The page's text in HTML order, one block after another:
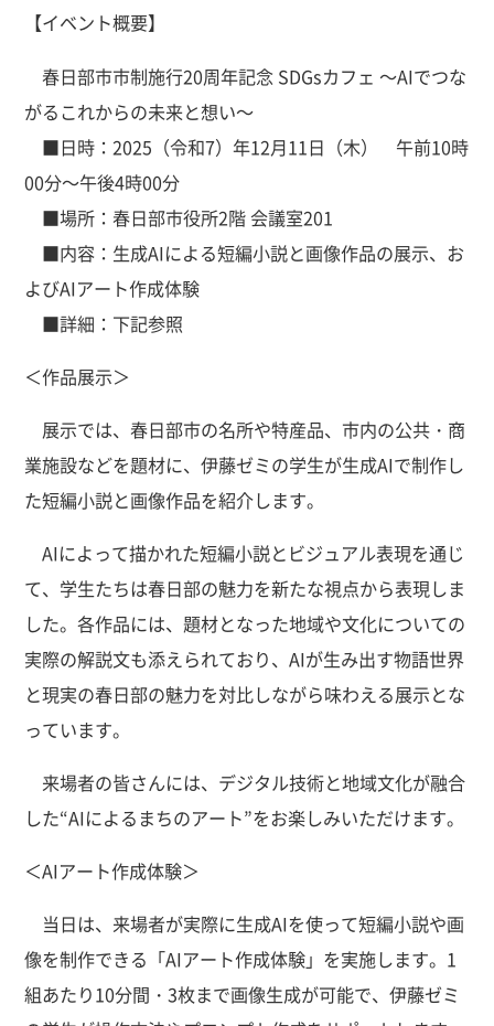
【イベント概要】
春日部市市制施行20周年記念 SDGsカフェ ～AIでつな
がるこれからの未来と想い～
■日時：2025（令和7）年12月11日（木） 午前10時
00分～午後4時00分
■場所：春日部市役所2階 会議室201
■内容：生成AIによる短編小説と画像作品の展示、お
よびAIアート作成体験
■詳細：下記参照
＜作品展示＞
展示では、春日部市の名所や特産品、市内の公共・商
業施設などを題材に、伊藤ゼミの学生が生成AIで制作し
た短編小説と画像作品を紹介します。
AIによって描かれた短編小説とビジュアル表現を通じ
て、学生たちは春日部の魅力を新たな視点から表現しま
した。各作品には、題材となった地域や文化についての
実際の解説文も添えられており、AIが生み出す物語世界
と現実の春日部の魅力を対比しながら味わえる展示とな
っています。
来場者の皆さんには、デジタル技術と地域文化が融合
した“AIによるまちのアート”をお楽しみいただけます。
＜AIアート作成体験＞
当日は、来場者が実際に生成AIを使って短編小説や画
像を制作できる「AIアート作成体験」を実施します。1
組あたり10分間・3枚まで画像生成が可能で、伊藤ゼミ